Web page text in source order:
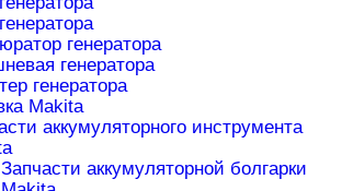
генератора
генератора
генератора
Makita
аккумуляторного инструмента
Запчасти аккумуляторной болгарки